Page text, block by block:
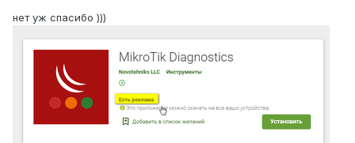
нет уж спасибо )))